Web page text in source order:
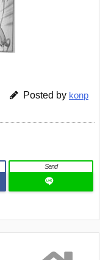
Posted by konp
Send